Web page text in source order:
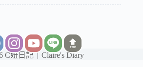
C妞日記｜Claire's Diary
TOP